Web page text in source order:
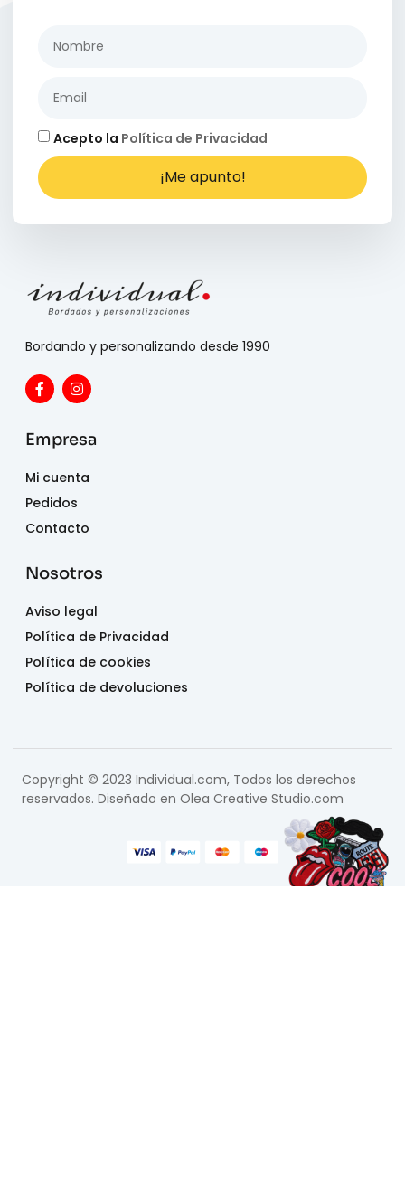
Acepto la Política de Privacidad
¡Me apunto!
Bordando y personalizando desde 1990
Empresa
Mi cuenta
Pedidos
Contacto
Nosotros
Aviso legal
Política de Privacidad
Política de cookies
Política de devoluciones
Copyright © 2023 Individual.com, Todos los derechos
reservados. Diseñado en Olea Creative Studio.com